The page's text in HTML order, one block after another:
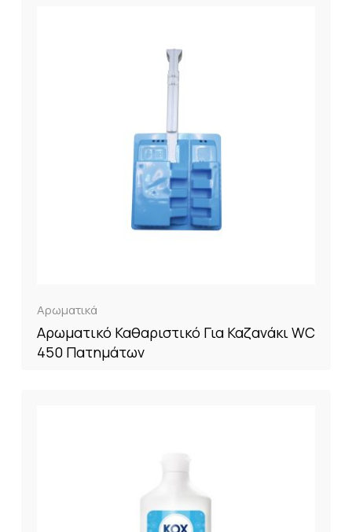
Αρωματικά
Αρωματικό Καθαριστικό Για Καζανάκι WC
450 Πατημάτων